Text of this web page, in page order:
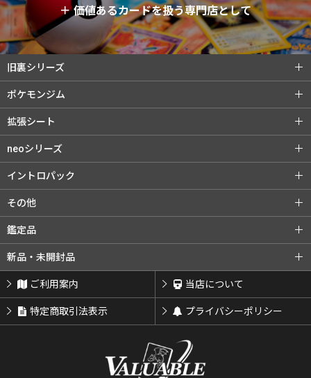
＋価値あるカードを扱う専門店として
ご利用案内 当店について
特定商取引法表示 プライバシーポリシー
旧裏シリーズ
旧裏シリーズ (全商品)
第1弾（★）
第3弾 化石の秘密
ポケモンジム
ポケモンジム (全商品)
第1弾 カスミ
第2弾 エリカ
闇からの挑戦
拡張シート
拡張シート (全商品)
第2弾 赤版
neoシリーズ
neoシリーズ (全商品)
第2弾 遺跡をこえて...
第4弾 闇、そして光へ...
プレミアムファイル3
イントロパック
イントロパック (全商品)
ゼニガメデッキ
チコリータデッキ
その他
その他 (全商品)
サザンアイランド
鑑定品
鑑定品 (全商品)
ARS鑑定品 その他鑑定品
新品・未開封品
新品・未開封品 (全商品) BOX・パック
サプライ類等